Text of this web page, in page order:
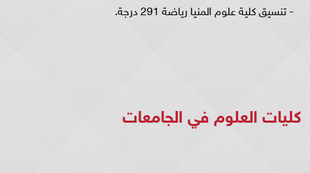
- تنسيق كلية علوم المنيا رياضة 291 درجة.
كليات العلوم في الجامعات